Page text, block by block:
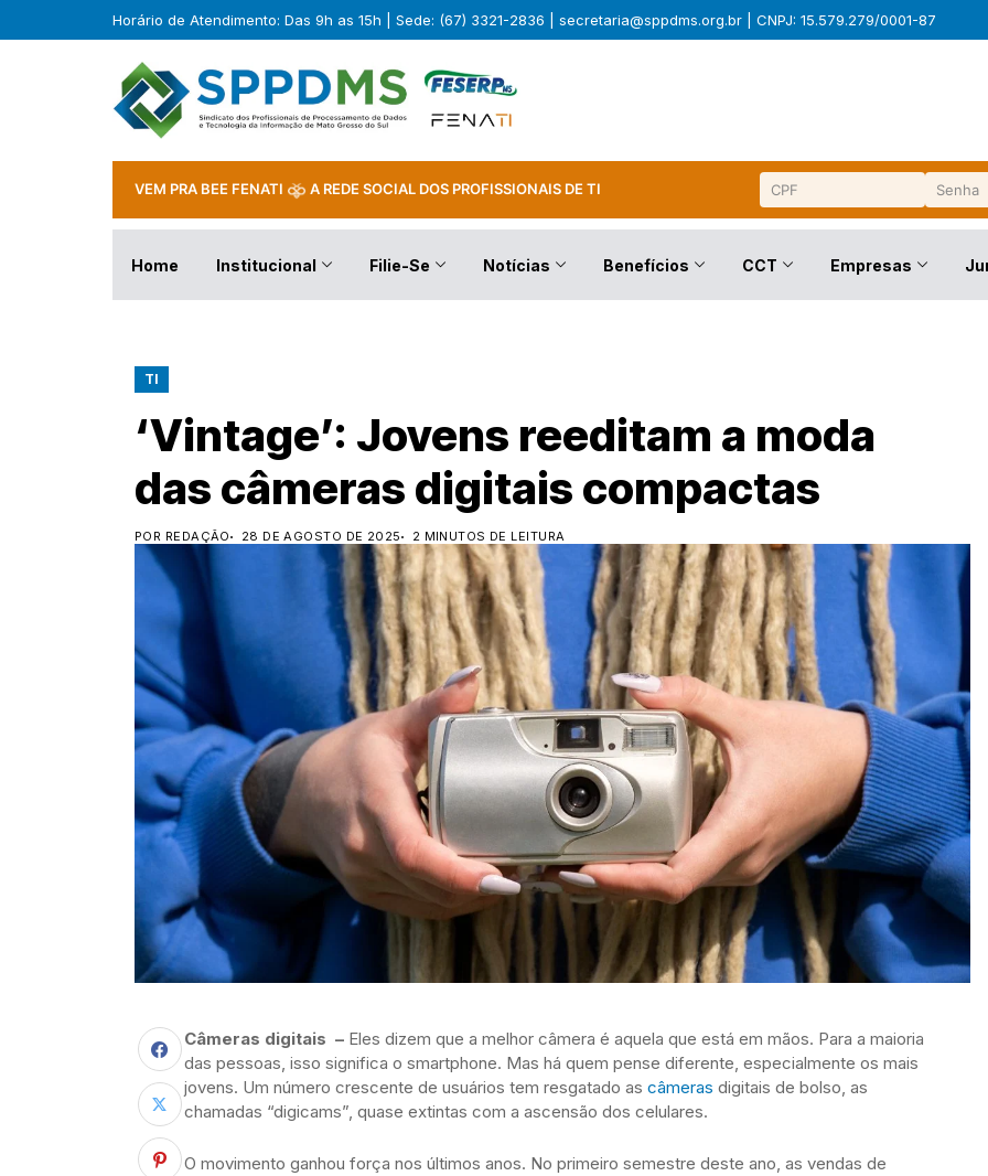
Horário de Atendimento: Das 9h as 15h | Sede: (67) 3321-2836 | secretaria@sppdms.org.br | CNPJ: 15.579.279/0001-87
VEM PRA BEE FENATI A REDE SOCIAL DOS PROFISSIONAIS DE TI
Home Institucional Filie-Se Notícias Benefícios CCT Empresas
TI
‘Vintage’: Jovens reeditam a moda
das câmeras digitais compactas
POR REDAÇÃO 28 DE AGOSTO DE 2025 2 MINUTOS DE LEITURA
Câmeras digitais – Eles dizem que a melhor câmera é aquela que está em mãos. Para a maioria
das pessoas, isso significa o smartphone. Mas há quem pense diferente, especialmente os mais
jovens. Um número crescente de usuários tem resgatado as câmeras digitais de bolso, as
chamadas “digicams”, quase extintas com a ascensão dos celulares.
O movimento ganhou força nos últimos anos. No primeiro semestre deste ano, as vendas de